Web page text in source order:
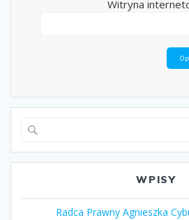
Witryna
WPISY
Radca Prawny Agnieszka